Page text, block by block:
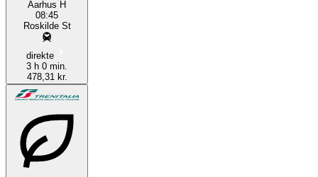
Aarhus H
08:45
Roskilde St
direkte
3 h 0 min.
478,31 kr.